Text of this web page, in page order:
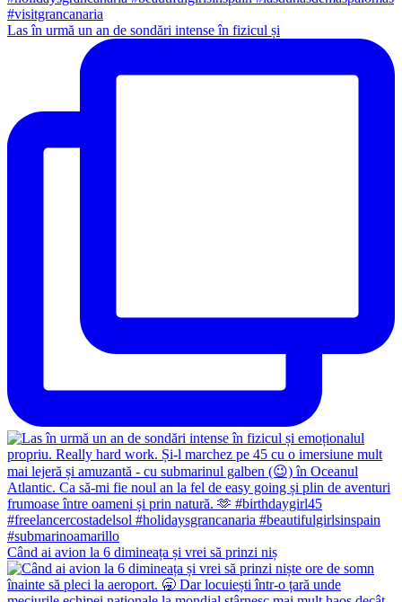
Las în urmă un an de sondări intense în fizicul și
Când ai avion la 6 dimineața și vrei să prinzi niș